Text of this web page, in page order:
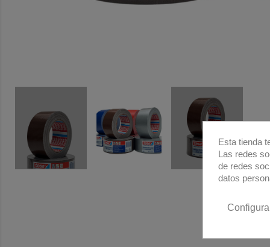
Esta tienda
Las redes
de redes
datos